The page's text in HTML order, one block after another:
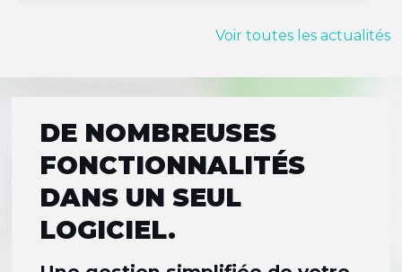
Voir toutes les actualités
DE NOMBREUSES
FONCTIONNALITÉS
DANS UN SEUL
LOGICIEL.